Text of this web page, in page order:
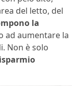
del letto, del
la
ad aumentare la
Non è solo